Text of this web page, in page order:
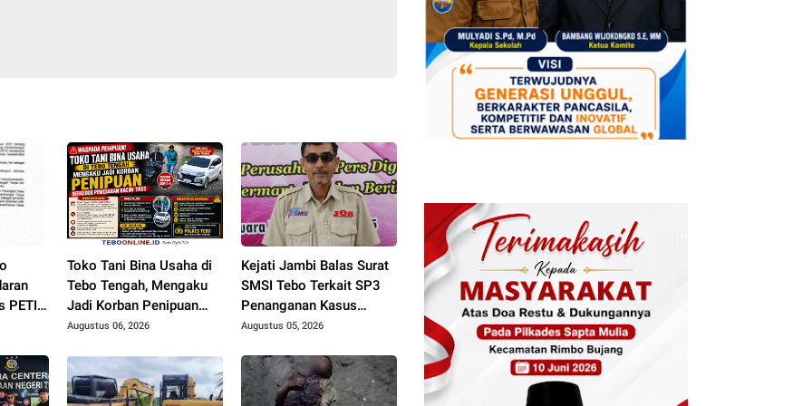
PETI,
Toko Tani Bina Usaha di
Tebo Tengah, Mengaku
Jadi Korban Penipuan
Berkedok Pemesanan
Augustus 06, 2026
Kejati Jambi Balas Surat
SMSI Tebo Terkait SP3
Penanganan Kasus
Dugaan Korupsi di
Augustus 05, 2026